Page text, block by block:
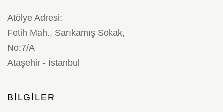
Atölye Adresi:
Fetih Mah., Sarıkamış Sokak,
No:7/A
Ataşehir - İstanbul
BILGILER